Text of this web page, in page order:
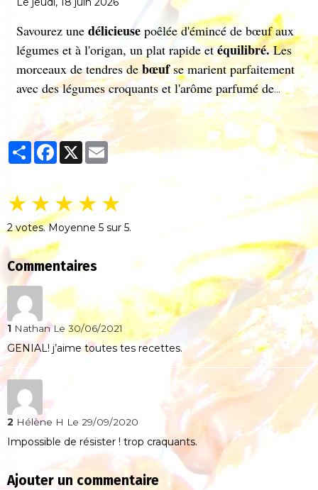
Savourez une délicieuse poêlée d'émincé de bœuf aux
légumes et à l'origan, un plat rapide etéquilibré.Les
morceaux de tendres debœufse marient parfaitement
avec des légumes croquants et l'arôme parfumé de
l'origan. Parfait pour un repas sain et gourmand, prêt
en quelques minutes seulement.
PartagerFacebook
X Email
★ ★ ★★ ★
2votes. Moyenne 5 sur 5.
Commentaires
1 NathanLe 30/06/2021
GENIAL! j’aime toutes tes recettes.
2 Hélène H Le 29/09/2020
Impossible de résister ! trop craquants.
Ajouter un commentaire